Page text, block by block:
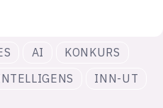
AI
KONKURS
INN-UT